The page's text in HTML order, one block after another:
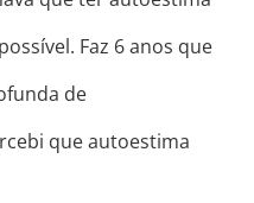
Faz 6 anos que
de
que autoestima